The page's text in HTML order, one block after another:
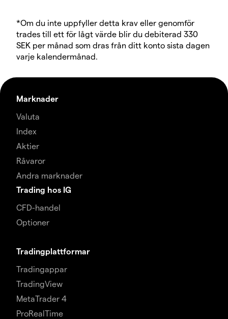
*Om du inte uppfyller detta krav eller genomför
trades till ett för lågt värde blir du debiterad 330
SEK per månad som dras från ditt konto sista dagen
varje kalendermånad.
Marknader
Valuta
Index
Aktier
Råvaror
Andra marknader
Trading hos IG
CFD-handel
Optioner
Tradingplattformar
Tradingappar
TradingView
MetaTrader 4
ProRealTime